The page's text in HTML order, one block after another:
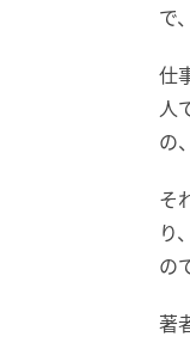
で
仕
人
の
そ
り
の
著